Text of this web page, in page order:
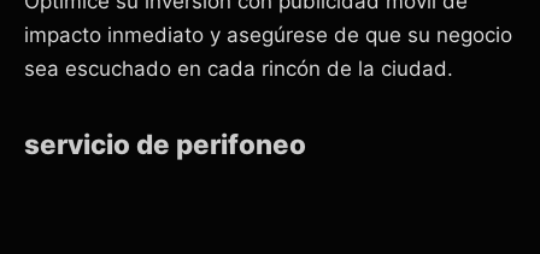
impacto inmediato y asegúrese de que su negocio
sea escuchado en cada rincón de la ciudad.
servicio de perifoneo